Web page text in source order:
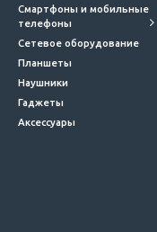
Смартфоны и мобильные
телефоны
Сетевое оборудование
Планшеты
Наушники
Гаджеты
Аксессуары